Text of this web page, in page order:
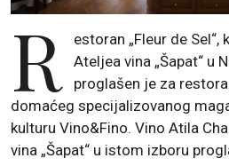
R
estoran „Fleur de
Ateljea vina „Šapat“ u
proglašen je za
domaćeg specijalizovanog
kulturu Vino&Fino. Vino Atila
vina „Šapat“ u istom izboru